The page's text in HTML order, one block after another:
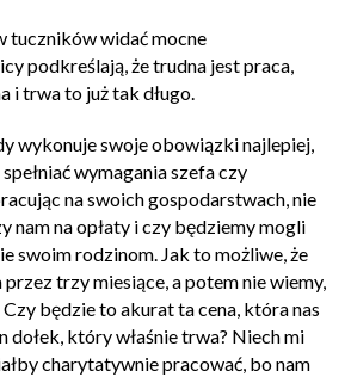
tuczników widać mocne
podkreślają, że trudna jest praca,
i trwa to już tak długo.
wykonuje swoje obowiązki najlepiej,
wymagania szefa czy
na swoich gospodarstwach, nie
nam na opłaty i czy będziemy mogli
swoim rodzinom. Jak to możliwe, że
trzy miesiące, a potem nie wiemy,
będzie to akurat ta cena, która nas
dołek, który właśnie trwa? Niech mi
charytatywnie pracować, bo nam